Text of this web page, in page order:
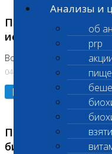
Анализы и
об
prp
Приостановка
исследований
Во Владыкино
04.08.2026
Подробнее
Приостановлено
биохимических